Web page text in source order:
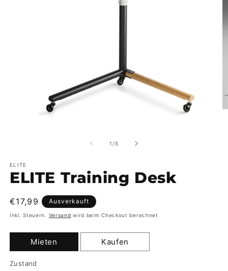
1 /von
5
ELITE
ELITE Training Desk
Normaler
Preis
€17,99 Ausverkauft
Inkl. Steuern. Versand wird beim Checkout berechnet
Mieten Kaufen
Zustand